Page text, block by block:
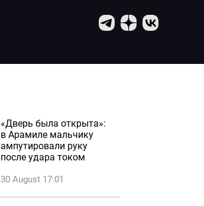
«Дверь была открыта»:
в Арамиле мальчику
ампутировали руку
после удара током
30 August 17:01